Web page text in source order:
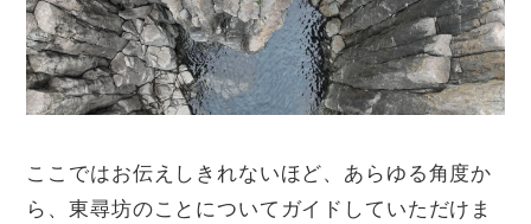
ここではお伝えしきれないほど、あらゆる角度か
ら、東尋坊のことについてガイドしていただけま